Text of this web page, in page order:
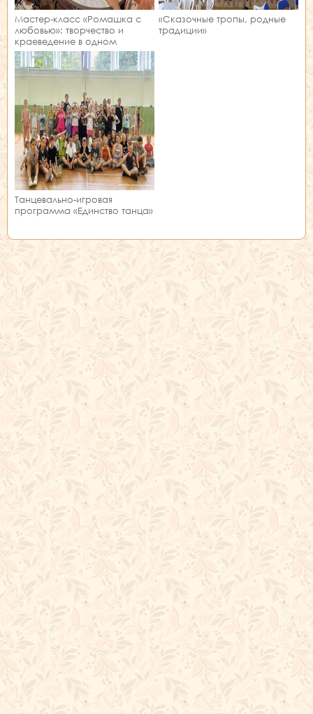
Мастер‑класс «Ромашка с
любовью»: творчество и
краеведение в одном
занятии!
«Сказочные тропы, родные
традиции»
Танцевально-игровая
программа «Единство танца»